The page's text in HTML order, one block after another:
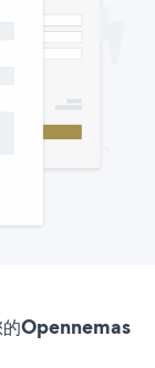
Opennemas